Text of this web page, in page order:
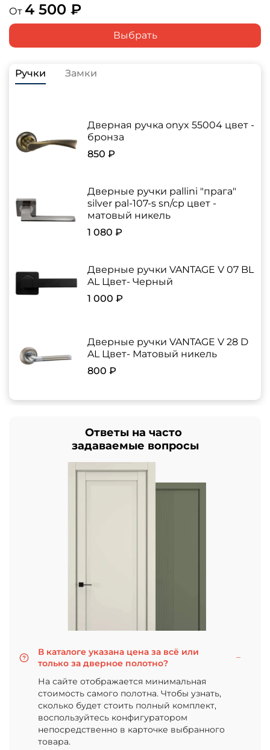
От 4 500 ₽
Выбрать
Ручки Замки
Дверная ручка onyx 55004 цвет -
бронза
850 ₽
Дверные ручки pallini "прага"
silver pal-107-s sn/cp цвет -
матовый никель
1 080 ₽
Дверные ручки VANTAGE V 07 BL
AL Цвет- Черный
1 000 ₽
Дверные ручки VANTAGE V 28 D
AL Цвет- Матовый никель
800 ₽
Ответы на часто
задаваемые вопросы
В каталоге указана цена за всё или
только за дверное полотно?
На сайте отображается минимальная
стоимость самого полотна. Чтобы узнать,
сколько будет стоить полный комплект,
воспользуйтесь конфигуратором
непосредственно в карточке выбранного
товара.